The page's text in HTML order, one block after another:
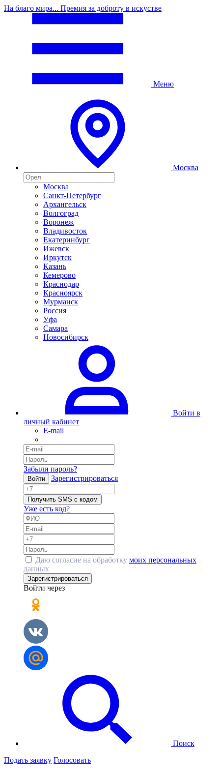
На благо мира... Премия за доброту в искустве
Меню
Москва
Москва
Санкт-Петербург
Архангельск
Волгоград
Воронеж
Владивосток
Екатеринбург
Ижевск
Иркутск
Казань
Кемерово
Краснодар
Красноярск
Мурманск
Россия
Уфа
Самара
Новосибирск
Войти в
личный кабинет
E-mail
Забыли пароль?
Войти Зарегистрироваться
Получить SMS с кодом
Уже есть код?
Даю согласие на обработку моих персональных
данных
Зарегистрироваться
Войти через
Поиск
Подать заявку Голосовать